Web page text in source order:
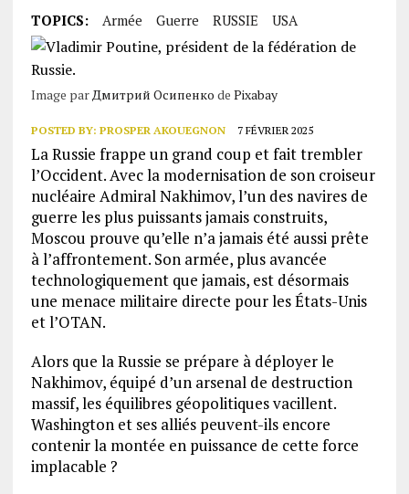
TOPICS: Armée Guerre RUSSIE USA
Image parДмитрий Осипенко de Pixabay
POSTED BY: PROSPER AKOUEGNON 7 FÉVRIER 2025
La Russie frappe un grand coup et fait trembler
l’Occident. Avec la modernisation de son croiseur
nucléaire Admiral Nakhimov, l’un des navires de
guerre les plus puissants jamais construits,
Moscou prouve qu’elle n’a jamais été aussi prête
à l’affrontement. Son armée, plus avancée
technologiquement que jamais, est désormais
une menace militaire directe pour les États-Unis
et l’OTAN.
Alors que la Russie se prépare à déployer le
Nakhimov, équipé d’un arsenal de destruction
massif, les équilibres géopolitiques vacillent.
Washington et ses alliés peuvent-ils encore
contenir la montée en puissance de cette force
implacable ?